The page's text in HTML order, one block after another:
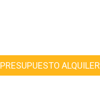
PRESUPUESTO ALQUILER